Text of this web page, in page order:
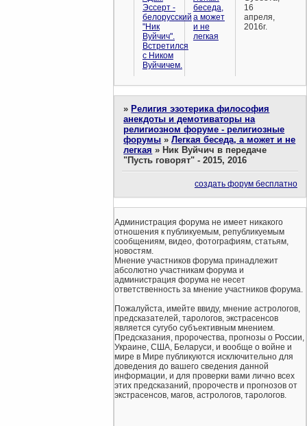
Эссерт -
белорусский
"Ник
Вуйчич".
Встретился
с Ником
Вуйчичем.
беседа,
а может
и не
легкая
16
апреля,
2016г.
»Религия эзотерика философия
анекдоты и демотиваторы на
религиозном форуме - религиозные
форумы »Легкая беседа, а может и не
легкая »Ник Вуйчич в передаче
"Пусть говорят" - 2015, 2016
создать форум бесплатно
Администрация форума не имеет никакого
отношения к публикуемым, републикуемым
сообщениям, видео, фотографиям, статьям,
новостям.
Мнение участников форума принадлежит
абсолютно участникам форума и
администрация форума не несет
ответственность за мнение участников форума.
Пожалуйста, имейте ввиду, мнение астрологов,
предсказателей, тарологов, экстрасенсов
является сугубо субъективным мнением.
Предсказания, пророчества, прогнозы о России,
Украине, США, Беларуси, и вообще о войне и
мире в Мире публикуются исключительно для
доведения до вашего сведения данной
информации, и для проверки вами лично всех
этих предсказаний, пророчеств и прогнозов от
экстрасенсов, магов, астрологов, тарологов.